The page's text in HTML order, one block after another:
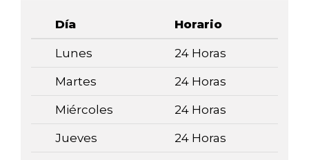
Día Horario
Lunes 24 Horas
Martes 24 Horas
Miércoles 24 Horas
Jueves 24 Horas